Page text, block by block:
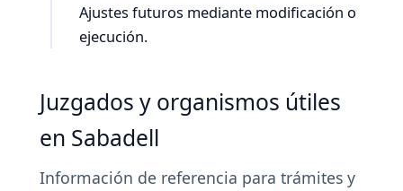
Ajustes futuros mediante modificación o
ejecución.
Juzgados y organismos útiles
en Sabadell
Información de referencia para trámites y